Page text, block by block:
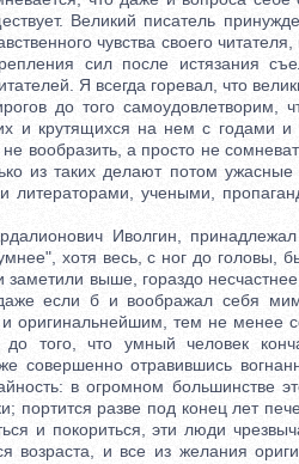
Великий писатель
чувства своего читателя,
сил после истязания
Я всегда горевал, что
до того самоудовлетворим,
и крутящихся на нем с годами
вообразить, а просто не
из таких делают потом
учеными,
Иволгин, принадлежал
хотя весь, с ног до головы,
выше, гораздо
если б и воображал себя
оригинальнейшим, тем не менее
того, что умный человек
совершенно отравившись
в огромном большинстве
портится разве под конец лет
и покориться, эти люди
возраста, и все из желания